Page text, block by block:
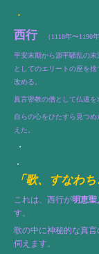
・
西行（1118年〜1190年
平安末期から源平騒乱の
としてのエリートの座を
改める。
真言密教の僧として仏道を
自らの心をひたすら見つ
えた。
・
・
「歌、すなわ
これは、西行が明恵聖
す。
歌の中に神秘的な真
伺えます。